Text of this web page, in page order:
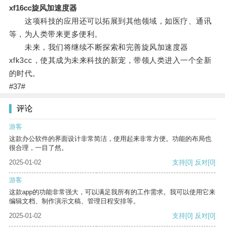
xf16cc旋风加速度器
这项科技的应用还可以拓展到其他领域，如医疗、通讯
等，为人类带来更多便利。
未来，我们将继续不断探索和完善旋风加速度器
xfk3cc，使其成为未来科技的新宠，带领人类进入一个全新
的时代。
#37#
评论
游客
这款办公软件的界面设计非常简洁，使用起来非常方便。功能的布局也
很合理，一目了然。
2025-01-02
支持[0] 反对[0]
游客
这款app的功能非常强大，可以满足我所有的工作需求。我可以使用它来
编辑文档、制作演示文稿、管理日程安排等。
2025-01-02
支持[0] 反对[0]